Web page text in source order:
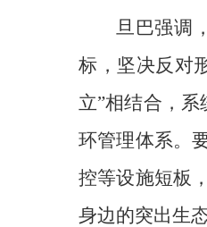
旦巴强调
标，坚决反对
立”相结合，
环管理体系。
控等设施短板
身边的突出生